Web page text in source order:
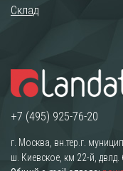
Склад
+7 (495) 925-76-20
г. Москва, вн.тер.г.
ш. Киевское, км 22-й,